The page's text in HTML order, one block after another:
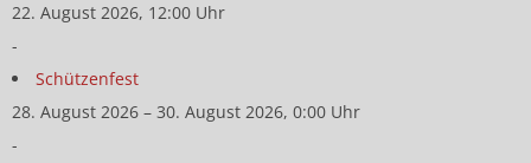
22. August 2026, 12:00 Uhr
-
Schützenfest
28. August 2026 – 30. August 2026, 0:00 Uhr
-